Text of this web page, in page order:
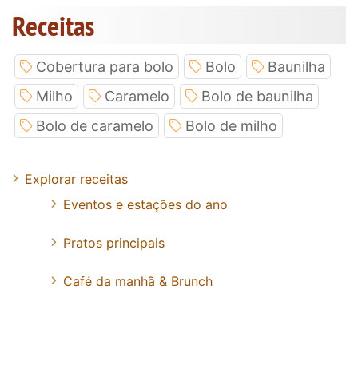
Receitas
Cobertura para bolo Bolo
Baunilha
Milho
Caramelo
Bolo de baunilha
Bolo de caramelo
Bolo de milho
Explorar receitas
Eventos e estações do ano
Pratos principais
Café da manhã & Brunch